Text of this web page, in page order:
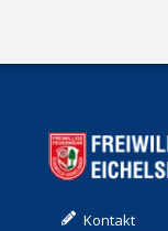
Kontakt